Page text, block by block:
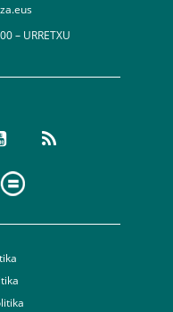
– URRETXU